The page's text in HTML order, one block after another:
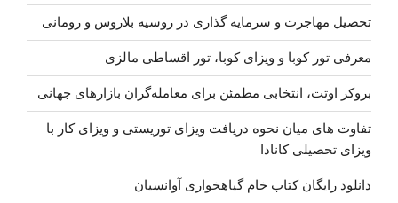
تحصیل مهاجرت و سرمایه گذاری در روسیه بلاروس و رومانی
معرفی تور کوبا و ویزای کوبا، تور اقساطی مالزی
بروکر اوتت، انتخابی مطمئن برای معامله‌گران بازارهای جهانی
تفاوت های میان نحوه دریافت ویزای توریستی و ویزای کار با
ویزای تحصیلی کانادا
دانلود رایگان کتاب خام گیاهخواری آوانسیان